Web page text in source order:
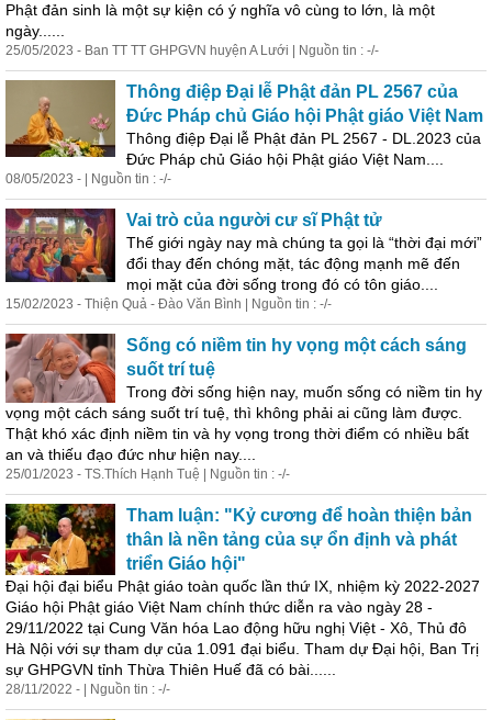
Phật đản sinh là một sự kiện có ý nghĩa vô cùng to lớn, là một
ngày......
25/05/2023 - Ban TT TT GHPGVN huyện A Lưới | Nguồn tin : -/-
Thông điệp Đại lễ Phật đản PL 2567 của
Đức Pháp chủ Giáo hội Phật giáo Việt Nam
Thông điệp Đại lễ Phật đản PL 2567 - DL.2023 của
Đức Pháp chủ Giáo hội Phật giáo Việt Nam....
08/05/2023 - | Nguồn tin : -/-
Vai trò của người cư sĩ Phật tử
Thế giới ngày nay mà chúng ta gọi là “thời đại mới”
đổi thay đến chóng mặt, tác động mạnh mẽ đến
mọi mặt của đời sống trong đó có tôn giáo....
15/02/2023 - Thiện Quả - Đào Văn Bình | Nguồn tin : -/-
Sống có niềm tin hy vọng một cách sáng
suốt trí tuệ
Trong đời sống hiện nay, muốn sống có niềm tin hy
vọng một cách sáng suốt trí tuệ, thì không phải ai cũng làm được.
Thật khó xác định niềm tin và hy vọng trong thời điểm có nhiều bất
an và thiếu đạo đức như hiện nay....
25/01/2023 - TS.Thích Hạnh Tuệ | Nguồn tin : -/-
Tham luận: "Kỷ cương để hoàn thiện bản
thân là nền tảng của sự ổn định và phát
triển Giáo hội"
Đại hội đại biểu Phật giáo toàn quốc lần thứ IX, nhiệm kỳ 2022-2027
Giáo hội Phật giáo Việt Nam chính thức diễn ra vào ngày 28 -
29/11/2022 tại Cung Văn hóa Lao động hữu nghị Việt - Xô, Thủ đô
Hà Nội với sự tham dự của 1.091 đại biểu. Tham dự Đại hội, Ban Trị
sự GHPGVN tỉnh Thừa Thiên Huế đã có bài......
28/11/2022 - | Nguồn tin : -/-